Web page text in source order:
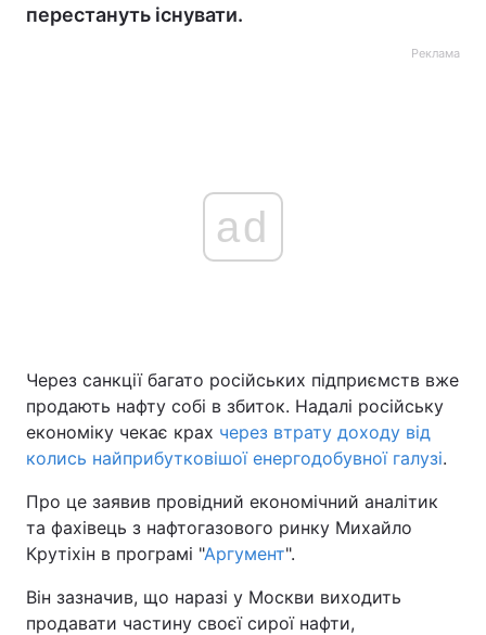
Україна Політика
Економіка
Спорт Наука
Техно і зв'язок
Зброя Інциденти
Туризм
перестануть існувати.
Реклама
ad
Через санкції багато російських підприємств вже
продають нафту собі в збиток. Надалі російську
економіку чекає крах через втрату доходу від
колись найприбутковішої енергодобувної галузі.
Про це заявив провідний економічний аналітик
та фахівець з нафтогазового ринку Михайло
Крутіхін в програмі "Аргумент".
Він зазначив, що наразі у Москви виходить
продавати частину своєї сирої нафти,